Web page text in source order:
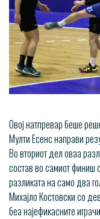
Овој натпревар беше
Мулти Есенс направи
Во вториот дел оваа
состав во самиот финиш
разликата на само два
Михајло Костовски со
беа најефикасните